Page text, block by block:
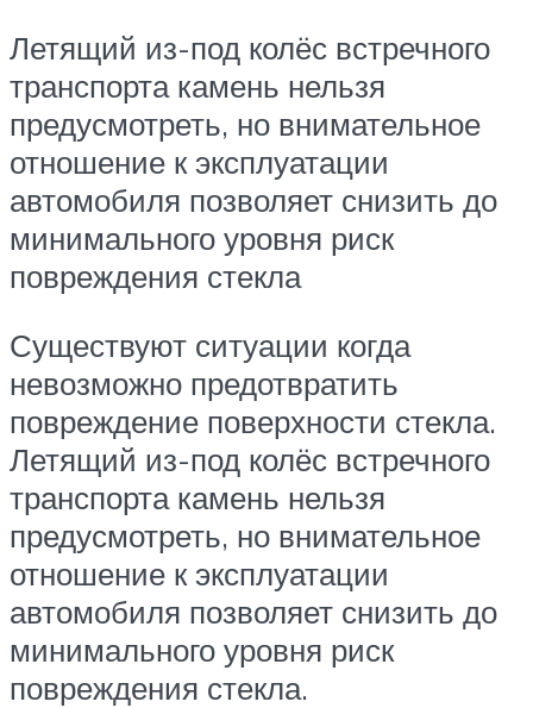
Летящий из-под колёс встречного
транспорта камень нельзя
предусмотреть, но внимательное
отношение к эксплуатации
автомобиля позволяет снизить до
минимального уровня риск
повреждения стекла
Существуют ситуации когда
невозможно предотвратить
повреждение поверхности стекла.
Летящий из-под колёс встречного
транспорта камень нельзя
предусмотреть, но внимательное
отношение к эксплуатации
автомобиля позволяет снизить до
минимального уровня риск
повреждения стекла.